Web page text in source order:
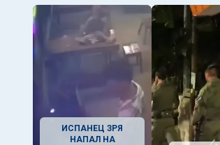
ИСПАНЕЦ ЗРЯ
НАПАЛ НА